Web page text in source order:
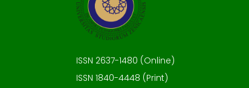
ISSN 2637-1480 (Online)
ISSN 1840-4448 (Print)